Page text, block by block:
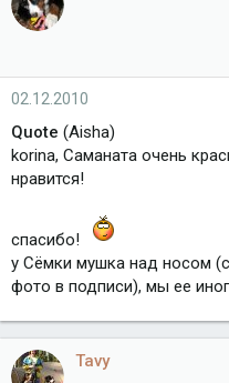
02.12.2010
Quote (Aisha)
korina, Саманата очень
нравится!
спасибо!
у Сёмки мушка над носом
фото в подписи), мы ее
Tavy